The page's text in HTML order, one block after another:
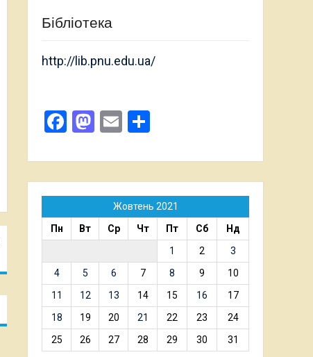
Бібліотека
http://lib.pnu.edu.ua/
Facebook
Mastodon
Email
Жовтень 2021
Пн
Вт Ср Чт Пт Сб
Нд
1
2
3
4
5 6 7 8 9
10
11
12 13 14 15 16
17
18
19 20 21 22 23
24
25
26 27 28 29 30 31